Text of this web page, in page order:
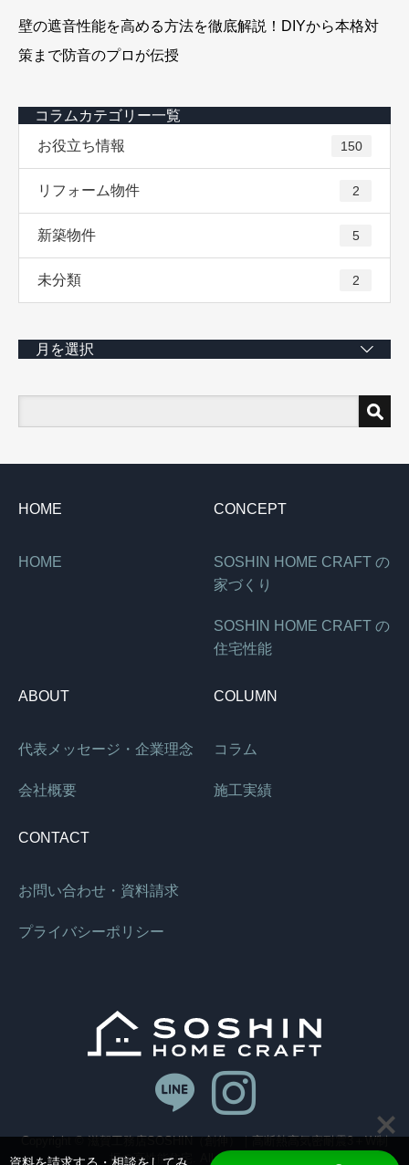
壁の遮音性能を高める方法を徹底解説！DIYから本格対
策まで防音のプロが伝授
コラムカテゴリー一覧
お役立ち情報
150
リフォーム物件 2
新築物件 5
未分類 2
月を選択
HOME
HOME
CONCEPT
SOSHIN HOME CRAFT の
家づくり
SOSHIN HOME CRAFT の
住宅性能
ABOUT
代表メッセージ・企業理念
会社概要
COLUMN
コラム
施工実績
CONTACT
お問い合わせ・資料請求
プライバシーポリシー
Copyright © 滋賀工務店SOSHIN（創伸）｜高断熱高気密耐震3＋W制
振の高性能住宅. All rights reserved.